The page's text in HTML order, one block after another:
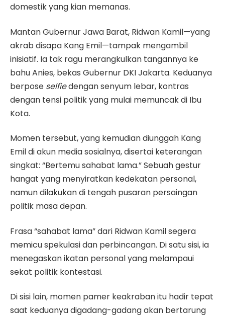
domestik yang kian memanas.
Mantan Gubernur Jawa Barat, Ridwan Kamil—yang
akrab disapa Kang Emil—tampak mengambil
inisiatif. Ia tak ragu merangkulkan tangannya ke
bahu Anies, bekas Gubernur DKI Jakarta. Keduanya
berpose selfiedengan senyum lebar, kontras
dengan tensi politik yang mulai memuncak di Ibu
Kota.
Momen tersebut, yang kemudian diunggah Kang
Emil di akun media sosialnya, disertai keterangan
singkat: “Bertemu sahabat lama.” Sebuah gestur
hangat yang menyiratkan kedekatan personal,
namun dilakukan di tengah pusaran persaingan
politik masa depan.
Frasa “sahabat lama” dari Ridwan Kamil segera
memicu spekulasi dan perbincangan. Di satu sisi, ia
menegaskan ikatan personal yang melampaui
sekat politik kontestasi.
Di sisi lain, momen pamer keakraban itu hadir tepat
saat keduanya digadang-gadang akan bertarung